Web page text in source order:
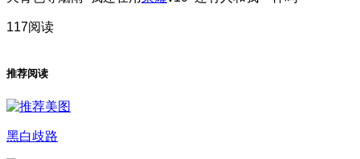
117阅读
推荐阅读
黑白歧路